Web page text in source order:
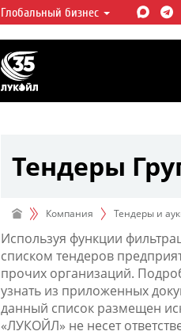
ЛУКОЙЛ СЕГОДНЯ
ЛУКОЙЛ — одна из
интегрированных
мире, на долю которой
мировой добычи нефти и
Глобальный бизнес
Тендеры
Компания Тендеры и
Используя функции
списком тендеров
прочих организаций.
узнать из приложенных
данный список размещен
«ЛУКОЙЛ» не несет